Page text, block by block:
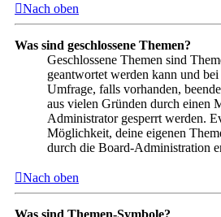
Nach oben
Was sind geschlossene Themen?
Geschlossene Themen sind
geantwortet werden kann und
Umfrage, falls vorhanden,
aus vielen Gründen durch einen
Administrator gesperrt werden.
Möglichkeit, deine eigenen
durch die Board-Administration
Nach oben
Was sind Themen-Symbole?